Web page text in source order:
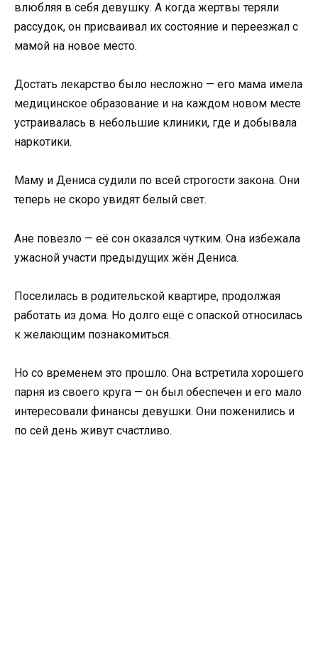
влюбляя в себя девушку. А когда жертвы теряли
рассудок, он присваивал их состояние и переезжал с
мамой на новое место.
Достать лекарство было несложно — его мама имела
медицинское образование и на каждом новом месте
устраивалась в небольшие клиники, где и добывала
наркотики.
Маму и Дениса судили по всей строгости закона. Они
теперь не скоро увидят белый свет.
Ане повезло — её сон оказался чутким. Она избежала
ужасной участи предыдущих жён Дениса.
Поселилась в родительской квартире, продолжая
работать из дома. Но долго ещё с опаской относилась
к желающим познакомиться.
Но со временем это прошло. Она встретила хорошего
парня из своего круга — он был обеспечен и его мало
интересовали финансы девушки. Они поженились и
по сей день живут счастливо.